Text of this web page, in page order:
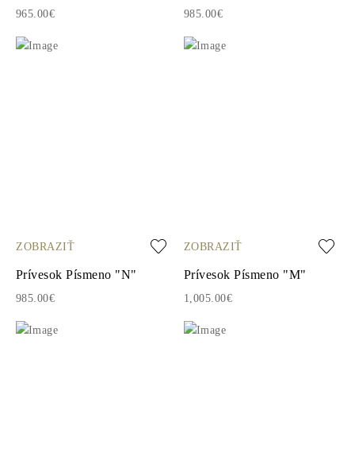
965.00€ 985.00€
ZOBRAZIŤ
Prívesok Písmeno "N"
985.00€
ZOBRAZIŤ
Prívesok Písmeno "M"
1,005.00€